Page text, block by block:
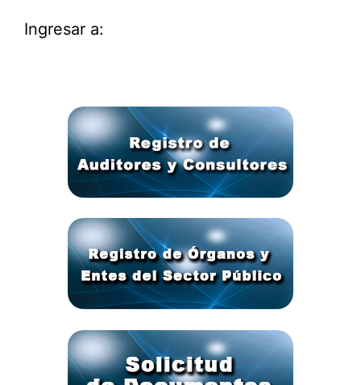
Ingresar a: